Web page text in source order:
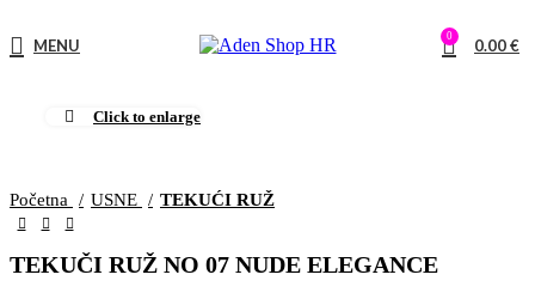
MENU 0 0.00€
Click to enlarge
Početna USNE TEKUĆI RUŽ
TEKUČI RUŽ NO 07 NUDE ELEGANCE